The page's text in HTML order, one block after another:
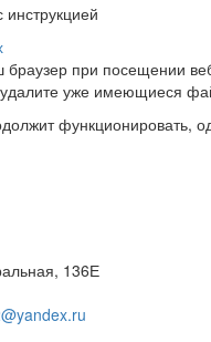
инструкцией
при посещении
уже имеющиеся
функционировать,
136Е